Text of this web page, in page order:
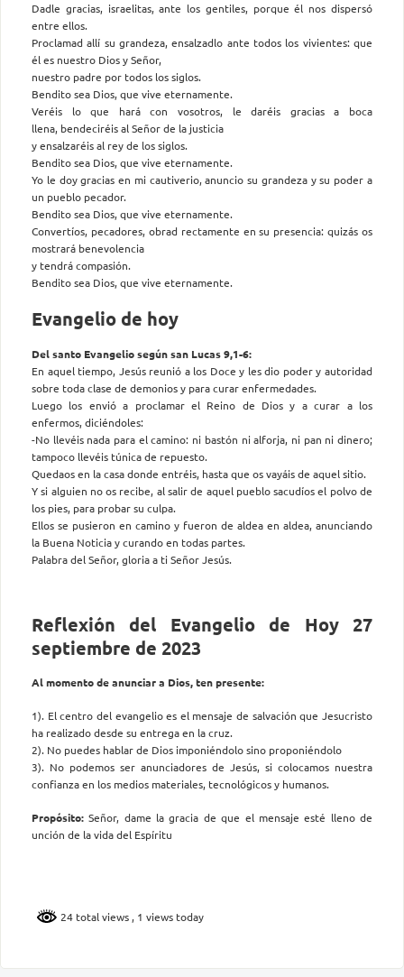
Dadle gracias, israelitas, ante los gentiles, porque él nos dispersó
entre ellos.
Proclamad allí su grandeza, ensalzadlo ante todos los vivientes: que
él es nuestro Dios y Señor,
nuestro padre por todos los siglos.
Bendito sea Dios, que vive eternamente.
Veréis lo que hará con vosotros, le daréis gracias a boca
llena, bendeciréis al Señor de la justicia
y ensalzaréis al rey de los siglos.
Bendito sea Dios, que vive eternamente.
Yo le doy gracias en mi cautiverio, anuncio su grandeza y su poder a
un pueblo pecador.
Bendito sea Dios, que vive eternamente.
Convertíos, pecadores, obrad rectamente en su presencia: quizás os
mostrará benevolencia
y tendrá compasión.
Bendito sea Dios, que vive eternamente.
Evangelio de hoy
Del santo Evangelio según san Lucas 9,1-6:
En aquel tiempo, Jesús reunió a los Doce y les dio poder y autoridad
sobre toda clase de demonios y para curar enfermedades.
Luego los envió a proclamar el Reino de Dios y a curar a los
enfermos, diciéndoles:
-No llevéis nada para el camino: ni bastón ni alforja, ni pan ni dinero;
tampoco llevéis túnica de repuesto.
Quedaos en la casa donde entréis, hasta que os vayáis de aquel sitio.
Y si alguien no os recibe, al salir de aquel pueblo sacudíos el polvo de
los pies, para probar su culpa.
Ellos se pusieron en camino y fueron de aldea en aldea, anunciando
la Buena Noticia y curando en todas partes.
Palabra del Señor, gloria a ti Señor Jesús.
Reflexión del Evangelio de Hoy 27
septiembre de 2023
Al momento de anunciar a Dios, ten presente:
1). El centro del evangelio es el mensaje de salvación que Jesucristo
ha realizado desde su entrega en la cruz.
2). No puedes hablar de Dios imponiéndolo sino proponiéndolo
3). No podemos ser anunciadores de Jesús, si colocamos nuestra
confianza en los medios materiales, tecnológicos y humanos.
Propósito:Señor, dame la gracia de que el mensaje esté lleno de
unción de la vida del Espíritu
24 total views , 1 views today